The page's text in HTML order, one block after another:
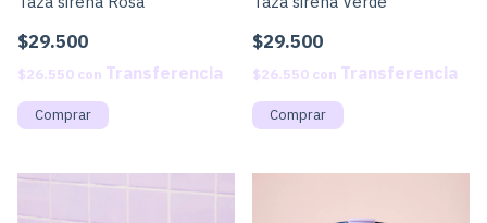
$29.500
$26.550 con
$29.500
$26.550 con